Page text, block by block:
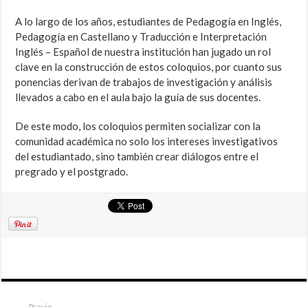
A lo largo de los años, estudiantes de Pedagogía en Inglés,
Pedagogía en Castellano y Traducción e Interpretación
Inglés – Español de nuestra institución han jugado un rol
clave en la construcción de estos coloquios, por cuanto sus
ponencias derivan de trabajos de investigación y análisis
llevados a cabo en el aula bajo la guía de sus docentes.
De este modo, los coloquios permiten socializar con la
comunidad académica no solo los intereses investigativos
del estudiantado, sino también crear diálogos entre el
pregrado y el postgrado.